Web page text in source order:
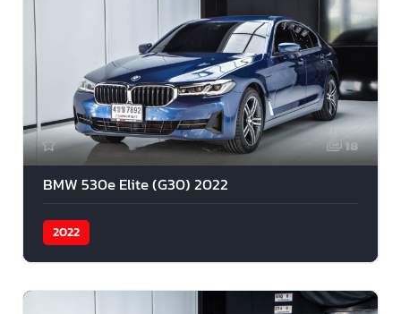
18
BMW 530e Elite (G30) 2022
2022